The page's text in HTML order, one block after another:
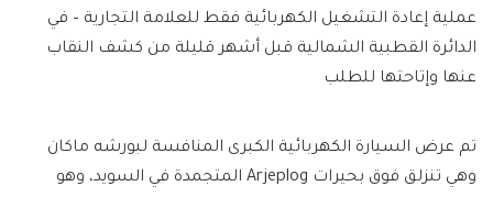
عملية إعادة التشغيل الكهربائية فقط للعلامة التجارية – في
الدائرة القطبية الشمالية قبل أشهر قليلة من كشف النقاب
عنها وإتاحتها للطلب
تم عرض السيارة الكهربائية الكبرى المنافسة لبورشه ماكان
وهي تنزلق فوق بحيرات Arjeplog المتجمدة في السويد، وهو